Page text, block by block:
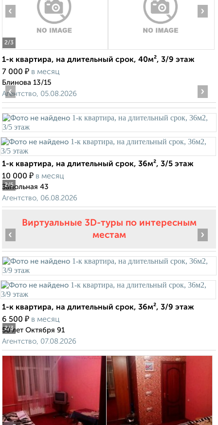
2/3
‹ ›
1-к квартира, на длительный срок, 40м², 3/9 этаж
7 000 ₽ в месяц
Блинова 13/15
Агентство, 05.08.2026
2/5
‹ ›
1-к квартира, на длительный срок, 36м², 3/5 этаж
10 000 ₽ в месяц
Запольная 43
Агентство, 06.08.2026
Виртуальные 3D-туры по интересным
местам
2/3
‹ ›
1-к квартира, на длительный срок, 36м², 3/9 этаж
6 500 ₽ в месяц
50 лет Октября 91
Агентство, 07.08.2026